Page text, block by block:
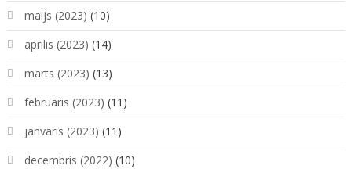
maijs (2023) (10)
aprīlis (2023) (14)
marts (2023) (13)
februāris (2023) (11)
janvāris (2023) (11)
decembris (2022) (10)